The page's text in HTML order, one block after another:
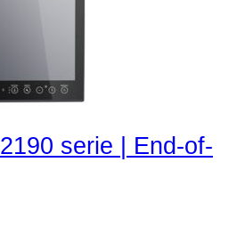
serie | End-of-